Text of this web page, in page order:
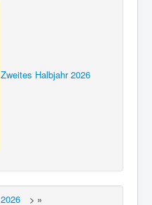
Zweites Halbjahr 2026
2026 > »